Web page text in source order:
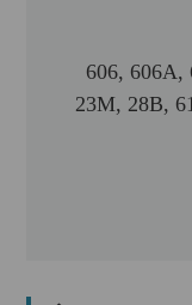
606, 606A,
23M, 28B,